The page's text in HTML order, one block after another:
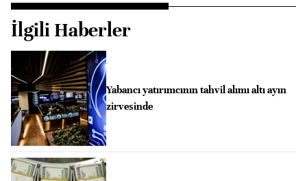
İlgili Haberler
Yabancı yatırımcının tahvil alımı altı ayın
zirvesinde